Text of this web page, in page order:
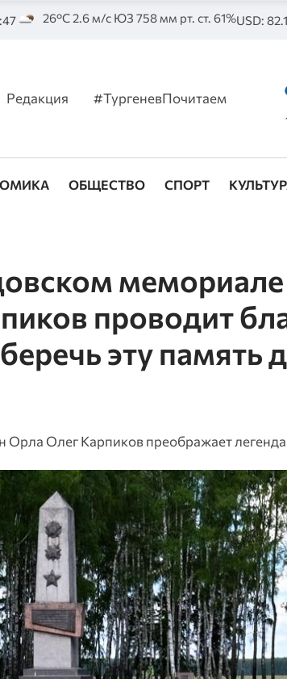
26°C 2.6 м/с ЮЗ 758 мм рт. ст. 61%USD:
Редакция #ТургеневПочитаем
ОБЩЕСТВО СПОРТ
проводит
эту память
Орла Олег Карпиков преображает